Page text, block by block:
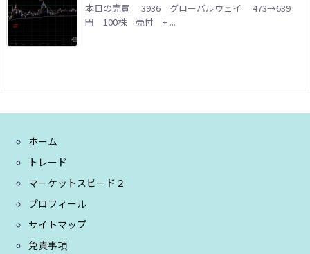
本日の売買 3936 グローバルウェイ 473→639
円 100株 売付 + ...
ホーム
トレード
マーケットスピード２
プロフィール
サイトマップ
免責事項